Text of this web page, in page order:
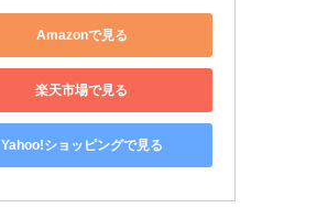
Amazonで見る
楽天市場で見る
Yahoo!ショッピングで見る